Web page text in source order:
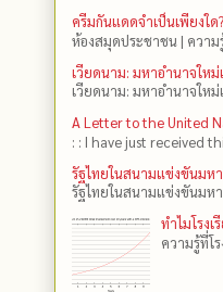
ครีมกันแดดจำเป็นเพียงใด?
ห้องสมุดประชาชน | ความ
เวียดนาม: มหาอำนาจให
เวียดนาม: มหาอำนาจให
A Letter to the United
: : I have just received
รัฐไทยในสนามแข่งขันมห
รัฐไทยในสนามแข่งขันมห
ทำไมโรง
ความรู้ที่โ